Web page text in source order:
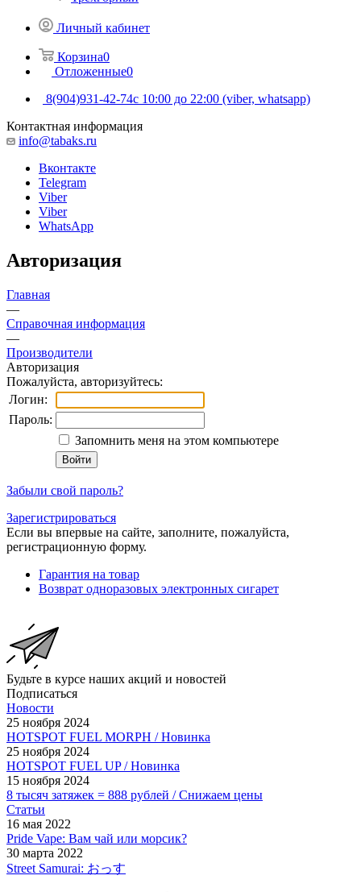
Личный кабинет
Корзина0
Отложенные0
8(904)931-42-74с 10:00 до 22:00 (viber, whatsapp)
Контактная информация
info@tabaks.ru
Вконтакте
Telegram
Viber
Viber
WhatsApp
Авторизация
Главная
—
Справочная информация
—
Производители
Авторизация
Пожалуйста, авторизуйтесь:
Логин:
Пароль:
Запомнить меня на этом компьютере
Забыли свой пароль?
Зарегистрироваться
Если вы впервые на сайте, заполните, пожалуйста,
регистрационную форму.
Гарантия на товар
Возврат одноразовых электронных сигарет
Будьте в курсе наших акций и новостей
Подписаться
Новости
25 ноября 2024
HOTSPOT FUEL MORPH / Новинка
25 ноября 2024
HOTSPOT FUEL UP / Новинка
15 ноября 2024
8 тысяч затяжек = 888 рублей / Снижаем цены
Статьи
16 мая 2022
Pride Vape: Вам чай или морсик?
30 марта 2022
Street Samurai: おっす